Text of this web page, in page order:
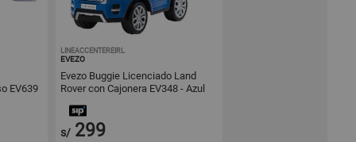
EV639
LINEACCENTEREIRL
EVEZO
Evezo Buggie Licenciado Land
Rover con Cajonera EV348 - Azul
s/ 299